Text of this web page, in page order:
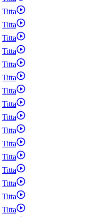
Titta
Titta
Titta
Titta
Titta
Titta
Titta
Titta
Titta
Titta
Titta
Titta
Titta
Titta
Titta
Titta